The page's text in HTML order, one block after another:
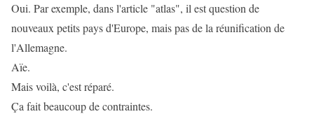
Oui. Par exemple, dans l'article "atlas", il est question de
nouveaux petits pays d'Europe, mais pas de la réunification de
l'Allemagne.
Aïe.
Mais voilà, c'est réparé.
Ça fait beaucoup de contraintes.